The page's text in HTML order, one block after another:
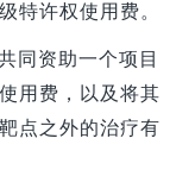
特许权使用费。
同资助一个项目
用费，以及将其
点之外的治疗有